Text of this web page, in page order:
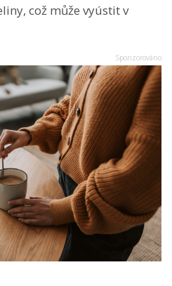
což může vyústit v